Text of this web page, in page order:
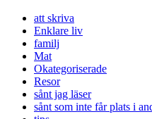
att skriva
Enklare liv
familj
Mat
Okategoriserade
Resor
sånt jag läser
sånt som inte får plats i